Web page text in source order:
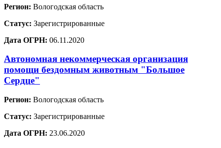
Регион: Вологодская область
Статус: Зарегистрированные
Дата ОГРН: 06.11.2020
Автономная некоммерческая организация
помощи бездомным животным "Большое
Сердце"
Регион: Вологодская область
Статус: Зарегистрированные
Дата ОГРН: 23.06.2020